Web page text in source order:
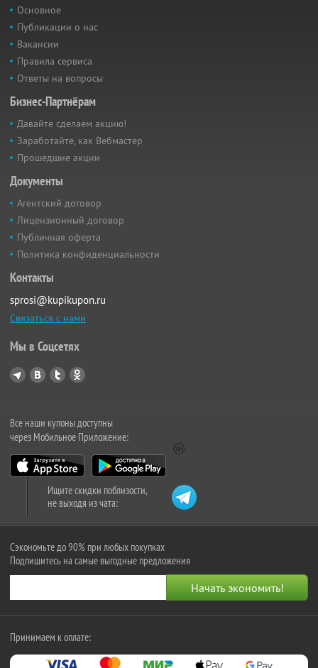
Основное
Публикации о нас
Вакансии
Правила сервиса
Ответы на вопросы
Бизнес-Партнёрам
Давайте сделаем акцию!
Заработайте, как Вебмастер
Прошедшие акции
Документы
Агентский договор
Лицензионный договор
Публичная оферта
Политика конфиденциальности
Контакты
sprosi@kupikupon.ru
Связаться с нами
Мы в Соцсетях
Все наши купоны доступны
через Мобильное Приложение:
Ищите скидки поблизости,
не выходя из чата:
Сэкономьте до 90% при любых покупках
Подпишитесь на самые выгодные предложения
Принимаем к оплате: